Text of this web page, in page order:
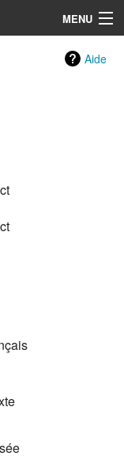
MENU
Aide